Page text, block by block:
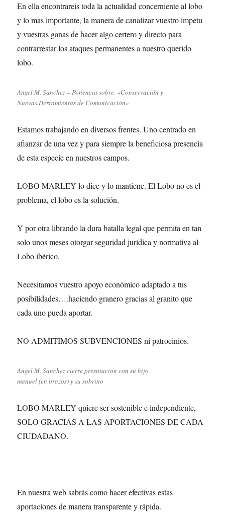
En ella encontrareis toda la actualidad concerniente al lobo
y lo mas importante, la manera de canalizar vuestro ímpetu
y vuestras ganas de hacer algo certero y directo para
contrarrestar los ataques permanentes a nuestro querido
lobo.
Angel M. Sanchez – Ponencia sobre. «Conservación y
Nuevas Herramientas de Comunicación»
Estamos trabajando en diversos frentes. Uno centrado en
afianzar de una vez y para siempre la beneficiosa presencia
de esta especie en nuestros campos.
LOBO MARLEY lo dice y lo mantiene. El Lobo no es el
problema, el lobo es la solución.
Y por otra librando la dura batalla legal que permita en tan
solo unos meses otorgar seguridad jurídica y normativa al
Lobo ibérico.
Necesitamos vuestro apoyo económico adaptado a tus
posibilidades….haciendo granero gracias al granito que
cada uno pueda aportar.
NO ADMITIMOS SUBVENCIONES ni patrocinios.
Angel M. Sanchez cierre presntacion con su hijo
manuel (en brazos) y su sobrino
LOBO MARLEY quiere ser sostenible e independiente,
SOLO GRACIAS A LAS APORTACIONES DE CADA
CIUDADANO.
En nuestra web sabrás como hacer efectivas estas
aportaciones de manera transparente y rápida.